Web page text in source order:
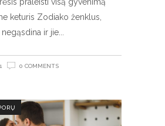
keturis Zodiako ženklus,
negąsdina ir jie
0 COMMENTS